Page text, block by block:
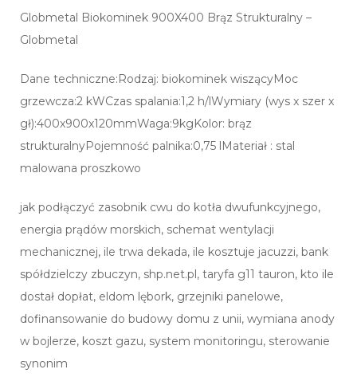
Globmetal Biokominek 900X400 Brąz Strukturalny –
Globmetal
Dane techniczne:Rodzaj: biokominek wiszącyMoc
grzewcza:2 kWCzas spalania:1,2 h/lWymiary (wys x szer x
gł):400x900x120mmWaga:9kgKolor: brąz
strukturalnyPojemność palnika:0,75 lMateriał : stal
malowana proszkowo
jak podłączyć zasobnik cwu do kotła dwufunkcyjnego,
energia prądów morskich, schemat wentylacji
mechanicznej, ile trwa dekada, ile kosztuje jacuzzi, bank
spółdzielczy zbuczyn, shp.net.pl, taryfa g11 tauron, kto ile
dostał dopłat, eldom lębork, grzejniki panelowe,
dofinansowanie do budowy domu z unii, wymiana anody
w bojlerze, koszt gazu, system monitoringu, sterowanie
synonim